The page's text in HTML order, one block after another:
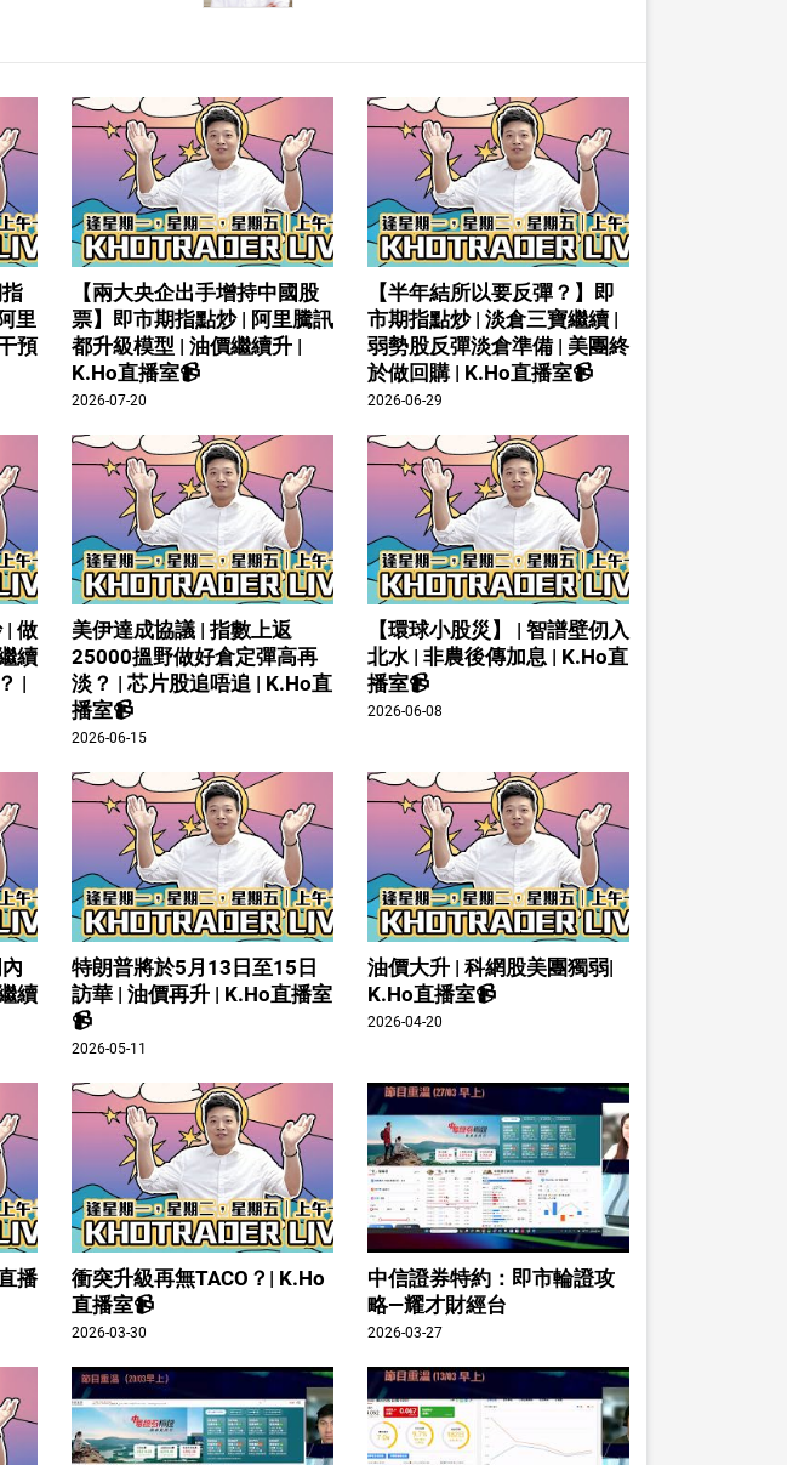
里
預
【兩大央企出手增持中國股
票】即市期指點炒 | 阿里騰訊
都升級模型 | 油價繼續升 |
K.Ho直播室📹
2026-07-20
【半年結所以要反彈？】即
市期指點炒 | 淡倉三寶繼續 |
弱勢股反彈淡倉準備 | 美團終
於做回購 | K.Ho直播室📹
2026-06-29
| 做
續
|
美伊達成協議 | 指數上返
25000搵野做好倉定彈高再
淡？ | 芯片股追唔追 | K.Ho直
播室📹
2026-06-15
【環球小股災】 | 智譜壁仞入
北水 | 非農後傳加息 | K.Ho直
播室📹
2026-06-08
續
特朗普將於5月13日至15日
訪華 | 油價再升 | K.Ho直播室
📹
2026-05-11
油價大升 | 科網股美團獨弱|
K.Ho直播室📹
2026-04-20
播
衝突升級再無TACO？| K.Ho
直播室📹
2026-03-30
中信證券特約：即市輪證攻
略—耀才財經台
2026-03-27